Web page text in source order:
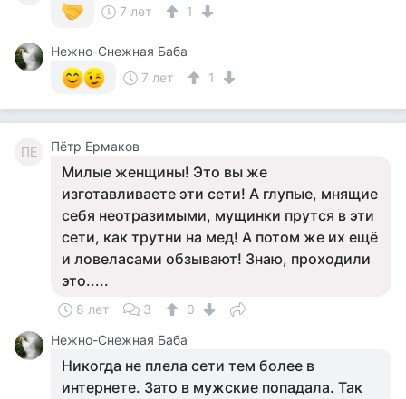
7 лет
1
Нежно-Снежная Баба
7 лет
1
ПЕ Пётр Ермаков
Милые женщины! Это вы же
изготавливаете эти сети! А глупые, мнящие
себя неотразимыми, мущинки прутся в эти
сети, как трутни на мед! А потом же их ещё
и ловеласами обзывают! Знаю, проходили
это.....
8 лет 3
0
Нежно-Снежная Баба
Никогда не плела сети тем более в
интернете. Зато в мужские попадала. Так